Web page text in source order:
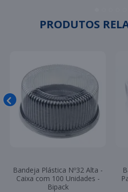
PRODUTOS
Bandeja Plástica Nº32 Alta -
Caixa com 100 Unidades -
Bipack